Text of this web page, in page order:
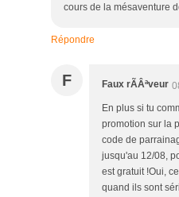
cours de la mésaventure
Répondre
F Faux rÃÂªveur
En plus si tu
promotion sur la
code de
jusqu'au 12/08,
est gratuit !Oui,
quand ils sont